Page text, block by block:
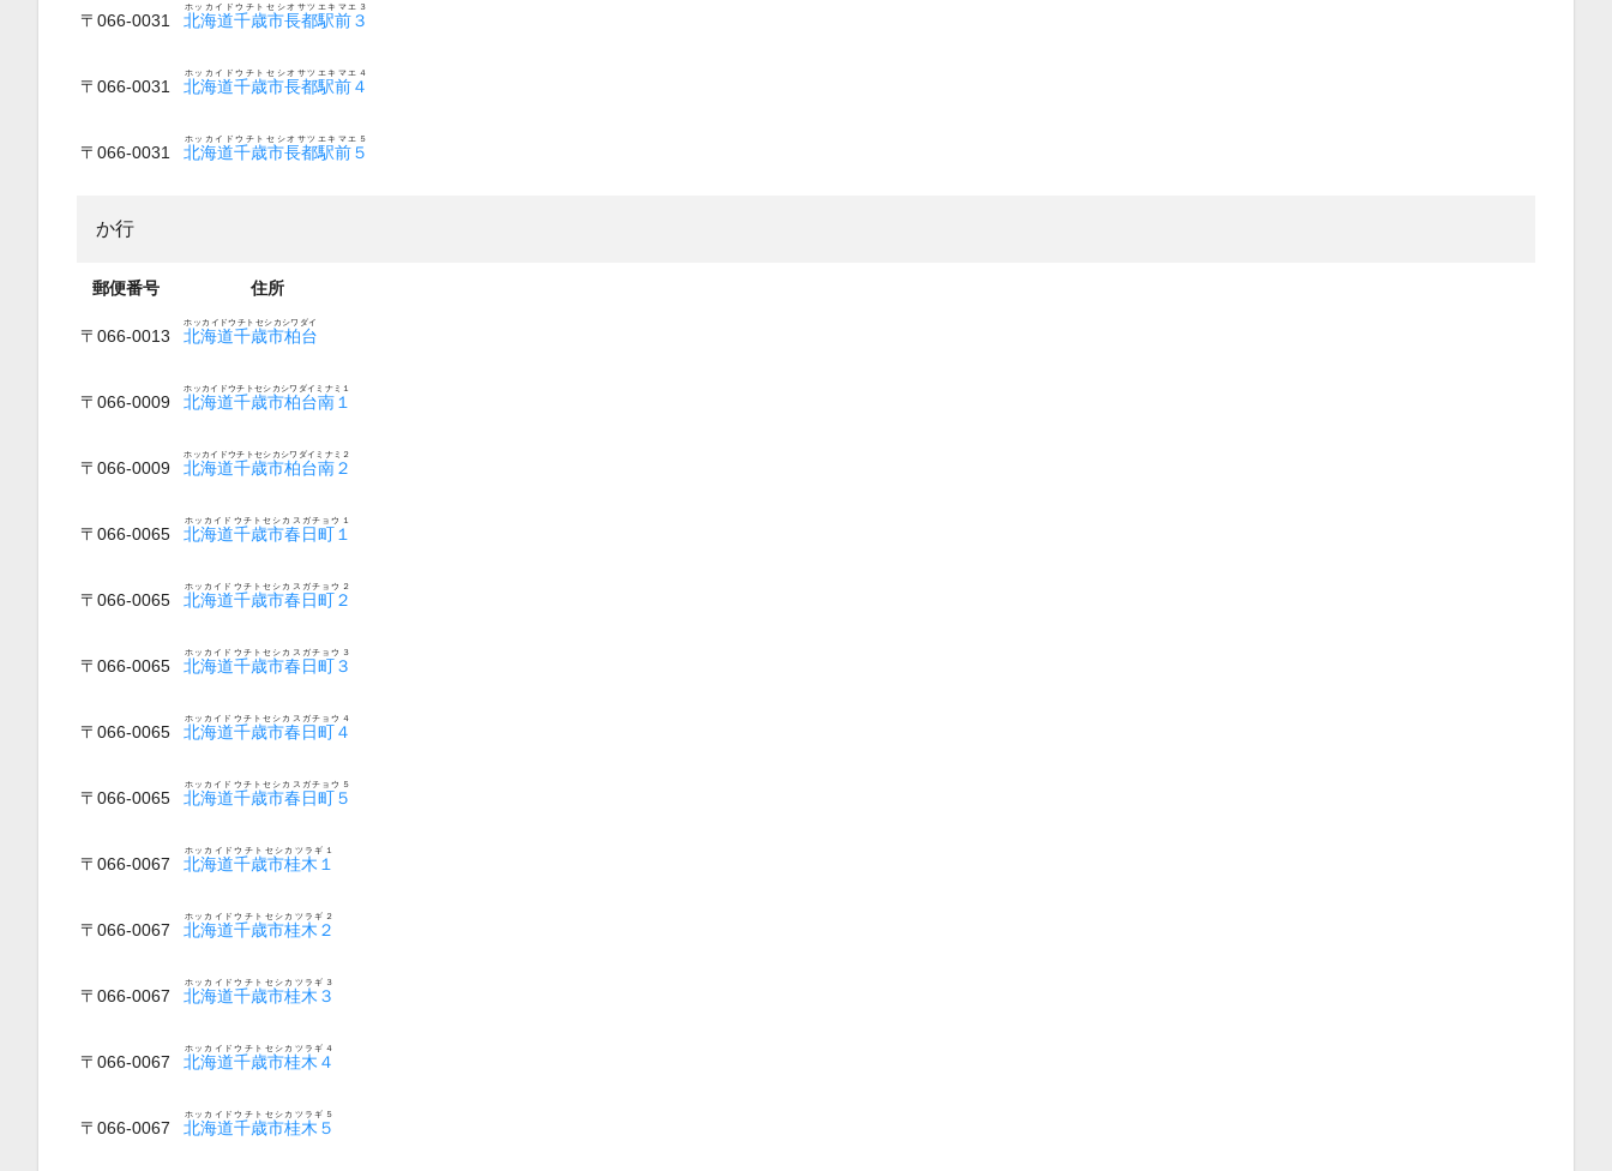
〒066-0031 北海道千歳市長都駅前３
ホッカイドウチトセシオサツエキマエ３
〒066-0031 北海道千歳市長都駅前４
ホッカイドウチトセシオサツエキマエ４
〒066-0031 北海道千歳市長都駅前５
ホッカイドウチトセシオサツエキマエ５
か行
郵便番号 住所
〒066-0013 北海道千歳市柏台
ホッカイドウチトセシカシワダイ
〒066-0009 北海道千歳市柏台南１
ホッカイドウチトセシカシワダイミナミ１
〒066-0009 北海道千歳市柏台南２
ホッカイドウチトセシカシワダイミナミ２
〒066-0065 北海道千歳市春日町１
ホッカイドウチトセシカスガチョウ１
〒066-0065 北海道千歳市春日町２
ホッカイドウチトセシカスガチョウ２
〒066-0065 北海道千歳市春日町３
ホッカイドウチトセシカスガチョウ３
〒066-0065 北海道千歳市春日町４
ホッカイドウチトセシカスガチョウ４
〒066-0065 北海道千歳市春日町５
ホッカイドウチトセシカスガチョウ５
〒066-0067 北海道千歳市桂木１
ホッカイドウチトセシカツラギ１
〒066-0067 北海道千歳市桂木２
ホッカイドウチトセシカツラギ２
〒066-0067 北海道千歳市桂木３
ホッカイドウチトセシカツラギ３
〒066-0067 北海道千歳市桂木４
ホッカイドウチトセシカツラギ４
〒066-0067 北海道千歳市桂木５
ホッカイドウチトセシカツラギ５